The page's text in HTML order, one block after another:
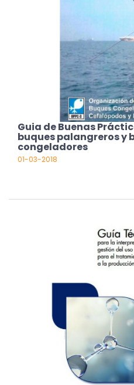
Guia de Buenas
buques palangreros y
congeladores
01-03-2018